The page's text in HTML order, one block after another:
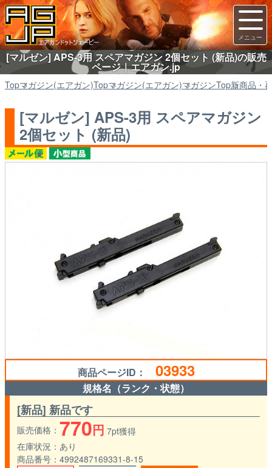
[マルゼン] APS-3用 スペアマガジン 2個セット (新品)の販売
ページ｜エアガン.jp
Topマガジン(エアガン)Topマガジン(エアガン)マガジンTop新商品・
[マルゼン] APS-3用 スペアマガジン
2個セット (新品)
商品ページID： 03933
規格名（ランク・状態）
[新品] 新品です
販売価格 770円 7pt獲得
在庫状況
あり
商品番号
4992487169331-8-15